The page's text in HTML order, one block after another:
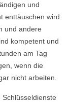
und
enttäuschen wird.
und andere
kompetent und
am Tag
wenn die
nicht arbeiten.